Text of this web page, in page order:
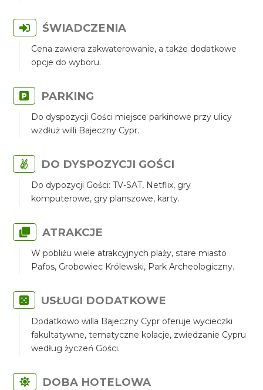
ŚWIADCZENIA
Cena zawiera zakwaterowanie, a także dodatkowe
opcje do wyboru.
PARKING
Do dyspozycji Gości miejsce parkinowe przy ulicy
wzdłuż willi Bajeczny Cypr.
DO DYSPOZYCJI GOŚCI
Do dypozycji Gości: TV-SAT, Netflix, gry
komputerowe, gry planszowe, karty.
ATRAKCJE
W pobliżu wiele atrakcyjnych plaży, stare miasto
Pafos, Grobowiec Królewski, Park Archeologiczny.
USŁUGI DODATKOWE
Dodatkowo willa Bajeczny Cypr oferuje wycieczki
fakultatywne, tematyczne kolacje, zwiedzanie Cypru
według życzeń Gości.
DOBA HOTELOWA